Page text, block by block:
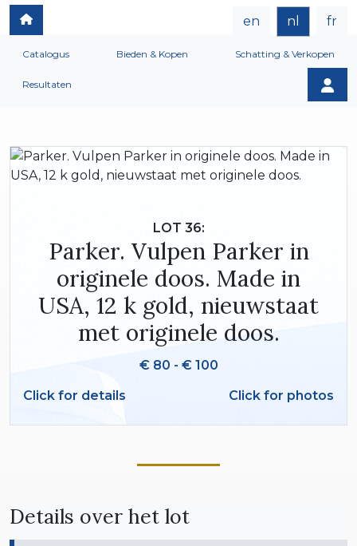
en nl fr
Catalogus Bieden & Kopen Schatting & Verkopen
Resultaten
LOT 36:
Parker. Vulpen Parker in
originele doos. Made in
USA, 12 k gold, nieuwstaat
met originele doos.
€ 80 - € 100
Click for details
Click for photos
Details over het lot